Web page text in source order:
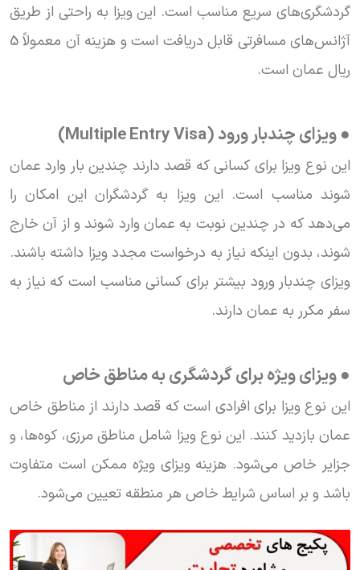
گردشگری‌های سریع مناسب است. این ویزا به راحتی از طریق
آژانس‌های مسافرتی قابل دریافت است و هزینه آن معمولاً 5
ریال عمان است.
● ویزای چندبار ورود (Multiple Entry Visa)
این نوع ویزا برای کسانی که قصد دارند چندین بار وارد عمان
شوند مناسب است. این ویزا به گردشگران این امکان را
می‌دهد که در چندین نوبت به عمان وارد شوند و از آن خارج
شوند، بدون اینکه نیاز به درخواست مجدد ویزا داشته باشند.
ویزای چندبار ورود بیشتر برای کسانی مناسب است که نیاز به
سفر مکرر به عمان دارند.
● ویزای ویژه برای گردشگری به مناطق خاص
این نوع ویزا برای افرادی است که قصد دارند از مناطق خاص
عمان بازدید کنند. این نوع ویزا شامل مناطق مرزی، کوه‌ها، و
جزایر خاص می‌شود. هزینه ویزای ویژه ممکن است متفاوت
باشد و بر اساس شرایط خاص هر منطقه تعیین می‌شود.